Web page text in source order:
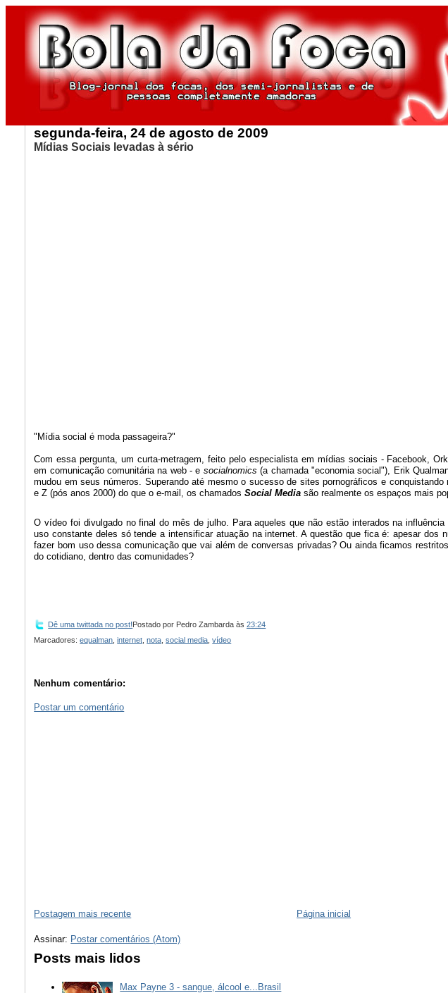
segunda-feira, 24 de agosto de 2009
Mídias Sociais levadas à sério
"Mídia social é moda passageira?"
Com essa pergunta, um curta-metragem, feito pelo especialista em mídias sociais - Facebook,
em comunicação comunitária na web - e socialnomics (a chamada "economia social"), Erik
mudou em seus números. Superando até mesmo o sucesso de sites pornográficos e
e Z (pós anos 2000) do que o e-mail, os chamadosSocial Media são realmente os espaços mais
O vídeo foi divulgado no final do mês de julho. Para aqueles que não estão interados na
uso constante deles só tende a intensificar atuação na internet. A questão que fica é: apesar dos
fazer bom uso dessa comunicação que vai além de conversas privadas? Ou ainda ficamos
do cotidiano, dentro das comunidades?
Dê uma twittada no post!Postado por Pedro Zambarda às23:24
Marcadores:equalman ,internet ,nota ,social media ,vídeo
Nenhum comentário:
Postar um comentário
Postagem mais recente Página inicial
Assinar: Postar comentários (Atom)
Posts mais lidos
Max Payne 3 - sangue, álcool e...Brasil